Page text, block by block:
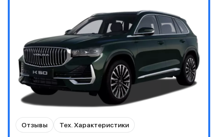
Отзывы Тех. Характеристики